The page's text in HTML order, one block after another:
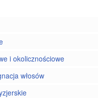
i okolicznościowe
włosów